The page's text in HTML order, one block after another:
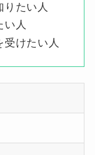
たい人
い人
けたい人